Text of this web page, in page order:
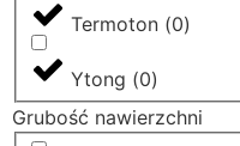
Termoton (0)
Ytong (0)
Grubość nawierzchni